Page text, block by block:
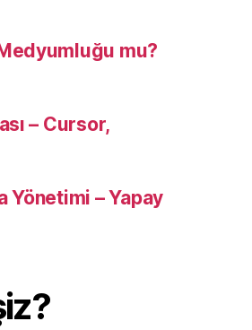
mu?
– Cursor,
Yönetimi – Yapay